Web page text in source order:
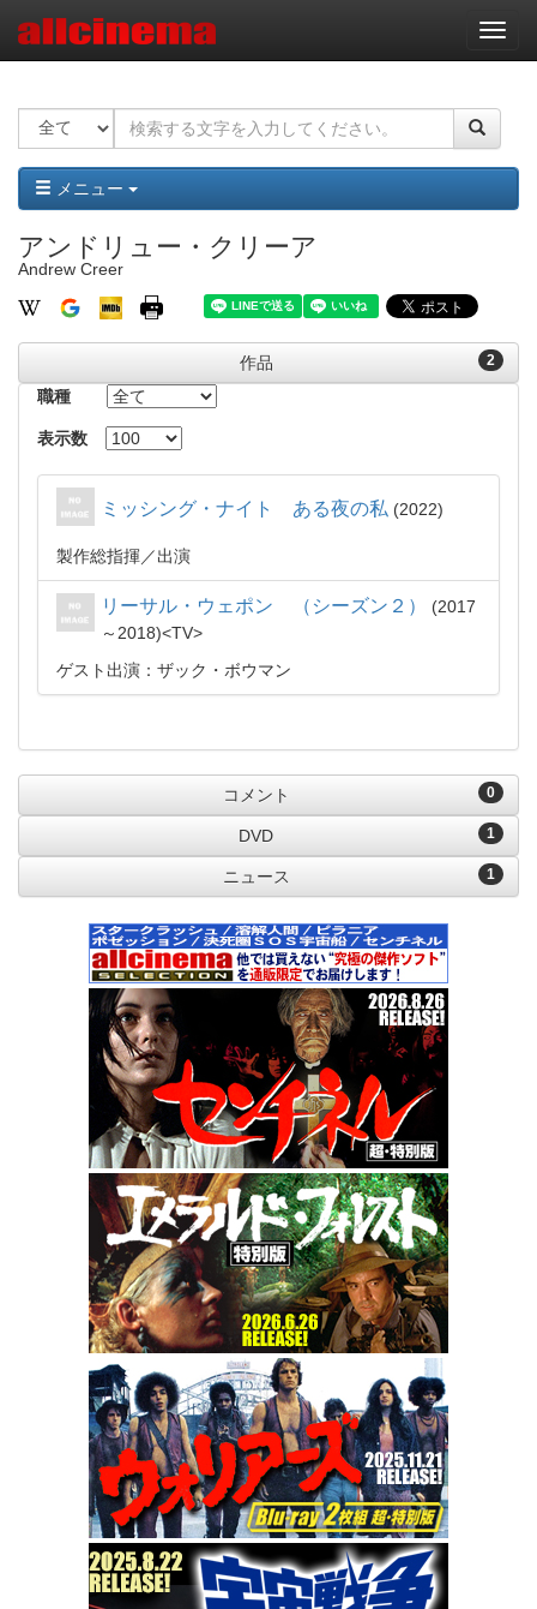
ナ
ビ
ー
ョ
ン
メニュー
アンドリュー・クリーア
Andrew Creer
2
作品
職種
表示数
ミッシング・ナイト ある夜の私 2022
製作総指揮 出演
リーサル・ウェポン （シーズン２）
2017
～2018
TV
ゲスト出演：ザック・ボウマン
0
コメント
1
DVD
1
ニュース